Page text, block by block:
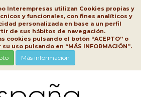
Interempresas utilizan Cookies propias y
y funcionales, con fines analíticos y
personalizada en base a un perfil
de sus hábitos de navegación.
cookies pulsando el botón “ACEPTO” o
uso pulsando en “MÁS INFORMACIÓN”.
Más información